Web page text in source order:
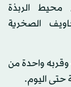
محيط الربذة
الصخرية
واحدة من
حتى اليوم.